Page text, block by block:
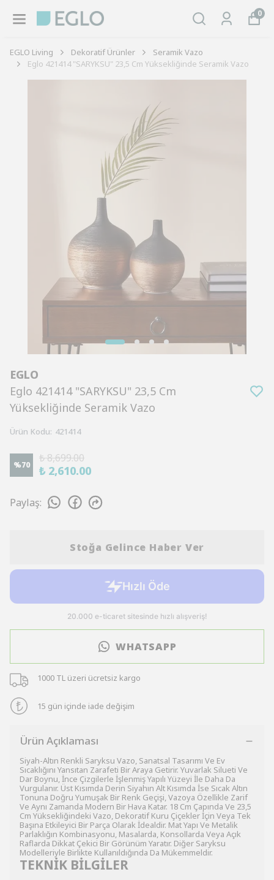
0
EGLO Living Dekoratif Ürünler
Seramik Vazo
Eglo 421414 "SARYKSU" 23,5 Cm Yüksekliğinde Seramik Vazo
EGLO
Eglo 421414 "SARYKSU" 23,5 Cm
Yüksekliğinde Seramik Vazo
Ürün Kodu: 421414
%70
₺ 8,699.00
₺ 2,610.00
Paylaş:
Stoğa Gelince Haber Ver
WHATSAPP
1000 TL üzeri ücretsiz kargo
15 gün içinde iade değişim
Ürün Açıklaması
Siyah-Altın Renkli Saryksu Vazo, Sanatsal Tasarımı Ve Ev
Sıcaklığını Yansıtan Zarafeti Bir Araya Getirir. Yuvarlak Silueti Ve
Dar Boynu, İnce Çizgilerle İşlenmiş Yapılı Yüzeyi İle Daha Da
Vurgulanır. Üst Kısımda Derin Siyahın Alt Kısımda İse Sıcak Altın
Tonuna Doğru Yumuşak Bir Renk Geçişi, Vazoya Özellikle Zarif
Ve Aynı Zamanda Modern Bir Hava Katar. 18 Cm Çapında Ve 23,5
Cm Yüksekliğindeki Vazo, Dekoratif Kuru Çiçekler İçin Veya Tek
Başına Etkileyici Bir Parça Olarak İdealdir. Mat Yapı Ve Metalik
Parlaklığın Kombinasyonu, Masalarda, Konsollarda Veya Açık
Raflarda Dikkat Çekici Bir Görünüm Yaratır. Diğer Saryksu
Modelleriyle Birlikte Kullanıldığında Da Mükemmeldir.
TEKNİK BİLGİLER